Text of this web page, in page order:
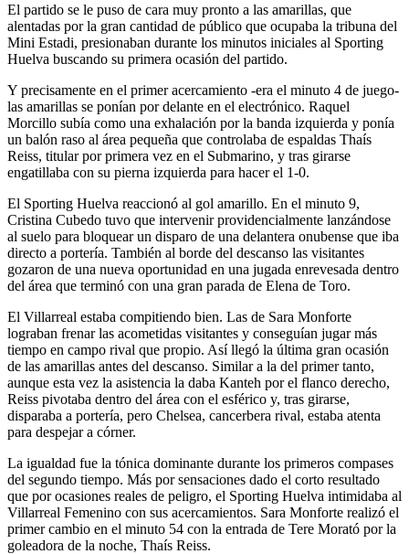
El partido se le puso de cara muy pronto a las amarillas, que
alentadas por la gran cantidad de público que ocupaba la tribuna del
Mini Estadi, presionaban durante los minutos iniciales al Sporting
Huelva buscando su primera ocasión del partido.
Y precisamente en el primer acercamiento -era el minuto 4 de juego-
las amarillas se ponían por delante en el electrónico. Raquel
Morcillo subía como una exhalación por la banda izquierda y ponía
un balón raso al área pequeña que controlaba de espaldas Thaís
Reiss, titular por primera vez en el Submarino, y tras girarse
engatillaba con su pierna izquierda para hacer el 1-0.
El Sporting Huelva reaccionó al gol amarillo. En el minuto 9,
Cristina Cubedo tuvo que intervenir providencialmente lanzándose
al suelo para bloquear un disparo de una delantera onubense que iba
directo a portería. También al borde del descanso las visitantes
gozaron de una nueva oportunidad en una jugada enrevesada dentro
del área que terminó con una gran parada de Elena de Toro.
El Villarreal estaba compitiendo bien. Las de Sara Monforte
lograban frenar las acometidas visitantes y conseguían jugar más
tiempo en campo rival que propio. Así llegó la última gran ocasión
de las amarillas antes del descanso. Similar a la del primer tanto,
aunque esta vez la asistencia la daba Kanteh por el flanco derecho,
Reiss pivotaba dentro del área con el esférico y, tras girarse,
disparaba a portería, pero Chelsea, cancerbera rival, estaba atenta
para despejar a córner.
La igualdad fue la tónica dominante durante los primeros compases
del segundo tiempo. Más por sensaciones dado el corto resultado
que por ocasiones reales de peligro, el Sporting Huelva intimidaba al
Villarreal Femenino con sus acercamientos. Sara Monforte realizó el
primer cambio en el minuto 54 con la entrada de Tere Morató por la
goleadora de la noche, Thaís Reiss.